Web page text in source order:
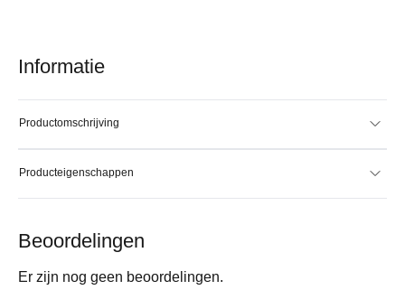
Informatie
Productomschrijving
Producteigenschappen
Beoordelingen
Er zijn nog geen beoordelingen.